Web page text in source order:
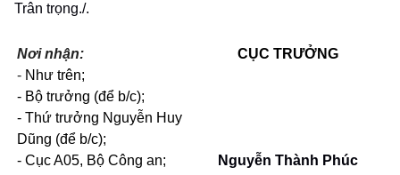
Trân trọng./.
Nơi nhận:
- Như trên;
- Bộ trưởng (để b/c);
- Thứ trưởng Nguyễn Huy
Dũng (để b/c);
- Cục A05, Bộ Công an;
CỤC TRƯỞNG
Nguyễn Thành Phúc